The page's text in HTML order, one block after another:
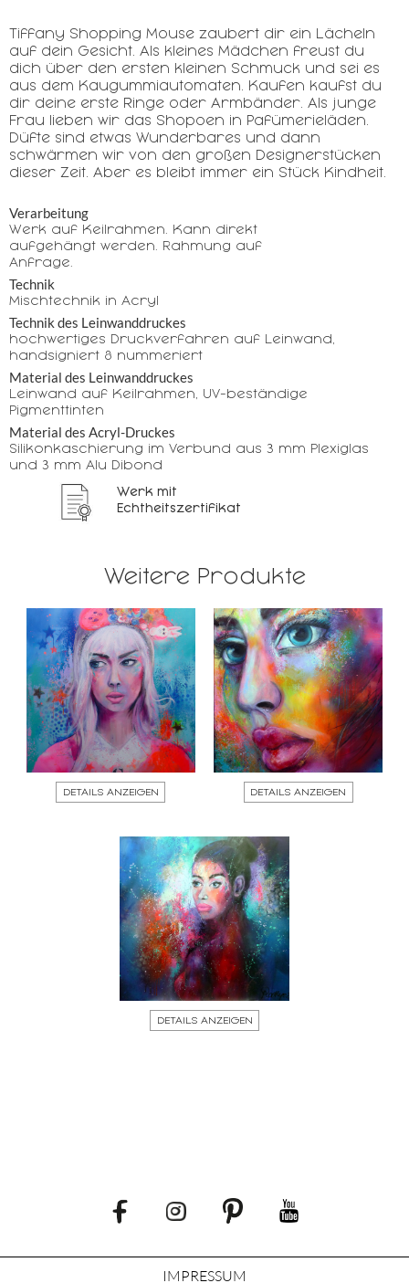
Tiffany Shopping Mouse zaubert dir ein Lächeln
auf dein Gesicht. Als kleines Mädchen freust du
dich über den ersten kleinen Schmuck und sei es
aus dem Kaugummiautomaten. Kaufen kaufst du
dir deine erste Ringe oder Armbänder. Als junge
Frau lieben wir das Shopoen in Pafümerieläden.
Düfte sind etwas Wunderbares und dann
schwärmen wir von den großen Designerstücken
dieser Zeit. Aber es bleibt immer ein Stück Kindheit.
Verarbeitung
Werk auf Keilrahmen. Kann direkt
aufgehängt werden. Rahmung auf
Anfrage.
Technik
Mischtechnik in Acryl
Technik des Leinwanddruckes
hochwertiges Druckverfahren auf Leinwand,
handsigniert & nummeriert
Material des Leinwanddruckes
Leinwand auf Keilrahmen, UV-beständige
Pigmenttinten
Material des Acryl-Druckes
Silikonkaschierung im Verbund aus 3 mm Plexiglas
und 3 mm Alu Dibond
Werk mit
Echtheitszertifikat
Weitere Produkte
DETAILS ANZEIGEN DETAILS ANZEIGEN
DETAILS ANZEIGEN
IMPRESSUM